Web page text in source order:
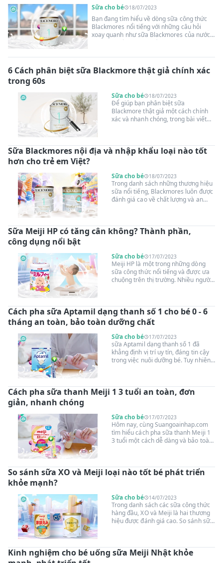
Sữa cho bé 18/07/2023
Bạn đang tìm hiểu về dòng sữa công thức
Blackmores nổi tiếng với những câu hỏi
xoay quanh như sữa Blackmores của nước
nào? Có mấy loại? Có tốt không? Hiện tại,
dành riêng cho các gia đình và độ tuổi khác
nhau. Để có cái nhìn tổng quan, cùng
Suangoainha.com tìm hiểu các thông tin liên
có cái nhìn toàn diện nhất về sản phẩm này.
6 Cách phân biệt sữa Blackmore thật giả chính xác
trong 60s
Sữa cho bé 18/07/2023
Để giúp bạn phân biệt sữa
Blackmore thật giả một cách chính
xác và nhanh chóng, trong bài viết
này, bạn sẽ có thể an tâm hơn khi
Sữa Blackmores nội địa và nhập khẩu loại nào tốt
hơn cho trẻ em Việt?
Sữa cho bé 18/07/2023
Trong danh sách những thương hiệu
sữa nổi tiếng, Blackmores luôn được
đánh giá cao về chất lượng và an
đang phân vân không biết loại nào
khám phá sự khác biệt và những yếu
tố cần quan tâm khi chọn mua sữa
Blackmores cho con trẻ.
Sữa Meiji HP có tăng cân không? Thành phần,
công dụng nổi bật
Sữa cho bé 17/07/2023
Meiji HP là một trong những dòng
sữa công thức nổi tiếng và được ưa
chuộng trên thị trường. Nhiều người
dinh dưỡng cân đối và giàu protein,
giúp hỗ trợ phát triển cơ bắp và tăng
cường sức khỏe. Tuy nhiên, để hiểu
rõ hơn về tác dụng của sữa Meiji HP
đối với việc tăng cân, chúng ta sẽ đi
sâu vào khám phá thành phần và
công dụng đặc biệt của sản phẩm
Cách pha sữa Aptamil dạng thanh số 1 cho bé 0 - 6
tháng an toàn, bảo toàn dưỡng chất
Sữa cho bé 17/07/2023
sữa Aptamil dạng thanh số 1 đã
khẳng định vị trí uy tín, đáng tin cậy
trong việc nuôi dưỡng bé. Tuy nhiên,
1 là điều cần thiết. Hãy cùng
thanh đúng chuẩn, bảo toàn dưỡng
chất.
Cách pha sữa thanh Meiji 1 3 tuổi an toàn, đơn
giản, nhanh chóng
Sữa cho bé 17/07/2023
Hôm nay, cùng Suangoainhap.com
tìm hiểu cách pha sữa thanh Meiji 1
3 tuổi một cách dễ dàng và bảo toàn
So sánh sữa XO và Meiji loại nào tốt bé phát triển
khỏe mạnh?
Sữa cho bé 14/07/2023
Trong danh sách các sữa công thức
hàng đầu, XO và Meiji là hai thương
hiệu được đánh giá cao. So sánh sữa
thành phần, giá trị dinh dưỡng, đến
Kinh nghiệm cho bé uống sữa Meiji Nhật khỏe